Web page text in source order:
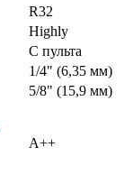
R32
Highly
С пульта
1/4" (6,35 мм)
5/8" (15,9 мм)
A++